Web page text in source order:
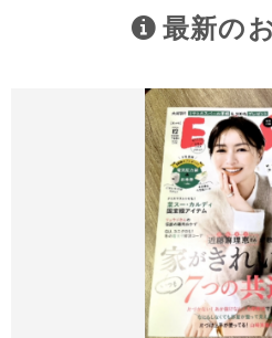
最新の